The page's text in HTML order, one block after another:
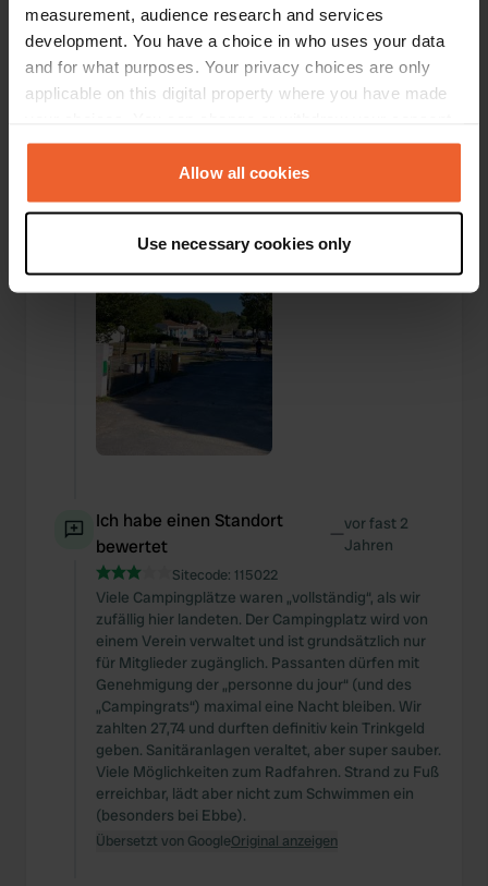
measurement, audience research and services
development. You have a choice in who uses your data
and for what purposes. Your privacy choices are only
applicable on this digital property where you have made
any time from the Cookie Declaration or by clicking on
the Privacy trigger icon.
Collect information about your geographical location
which can be accurate to within several meters
Identify your device by actively scanning it for
specific characteristics (fingerprinting)
Find out more about how your personal data is processed
and set your preferences in the
We use cookies to personalise content and ads, to
our social media, advertising and analytics partners who
may combine it with other information that you’ve
provided to them or that they’ve collected from your use
of their services.
Allow all cookies
Use necessary cookies only
—
Ich habe einen Standort
bewertet
—vor fast 2
Jahren
Sitecode: 115022
Viele Campingplätze waren „vollständig“, als wir
zufällig hier landeten. Der Campingplatz wird von
einem Verein verwaltet und ist grundsätzlich nur
für Mitglieder zugänglich. Passanten dürfen mit
Genehmigung der „personne du jour“ (und des
„Campingrats“) maximal eine Nacht bleiben. Wir
zahlten 27,74 und durften definitiv kein Trinkgeld
geben. Sanitäranlagen veraltet, aber super sauber.
Viele Möglichkeiten zum Radfahren. Strand zu Fuß
erreichbar, lädt aber nicht zum Schwimmen ein
(besonders bei Ebbe).
Übersetzt von GoogleOriginal anzeigen